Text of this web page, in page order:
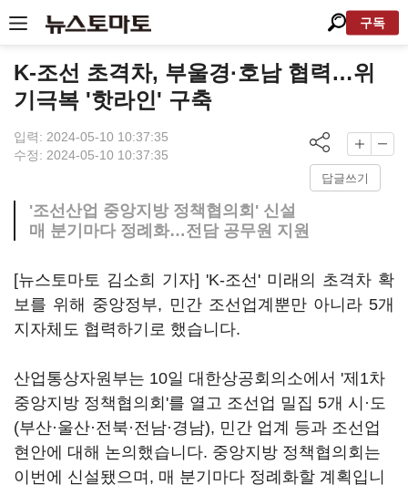
구독
K-조선 초격차, 부울경·호남 협력…위
기극복 '핫라인' 구축
입력: 2024-05-10 10:37:35
수정: 2024-05-10 10:37:35
답글쓰기
'조선산업 중앙지방 정책협의회' 신설
매 분기마다 정례화…전담 공무원 지원
[뉴스토마토 김소희 기자] 'K-조선' 미래의 초격차 확
보를 위해 중앙정부, 민간 조선업계뿐만 아니라 5개
지자체도 협력하기로 했습니다.
산업통상자원부는 10일 대한상공회의소에서 '제1차
중앙지방 정책협의회'를 열고 조선업 밀집 5개 시·도
(부산·울산·전북·전남·경남), 민간 업계 등과 조선업
현안에 대해 논의했습니다. 중앙지방 정책협의회는
이번에 신설됐으며, 매 분기마다 정례화할 계획입니